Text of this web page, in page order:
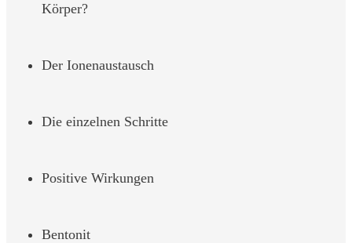
Körper?
Der Ionenaustausch
Die einzelnen Schritte
Positive Wirkungen
Bentonit